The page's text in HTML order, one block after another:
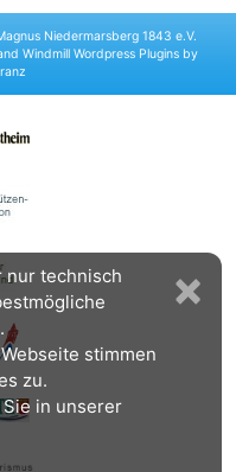
Niedermarsberg 1843 e.V.
Windmill Wordpress Plugins by
nur technisch
stimmen
zu.
in unserer
×